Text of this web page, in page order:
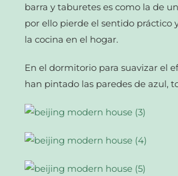
barra y taburetes es como la de
por ello pierde el sentido práctico
la cocina en el hogar.
En el dormitorio para suavizar el
han pintado las paredes de azul,